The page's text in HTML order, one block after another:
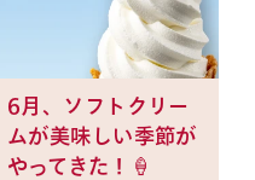
6月、ソフトクリー
ムが美味しい季節が
やってきた！🍦